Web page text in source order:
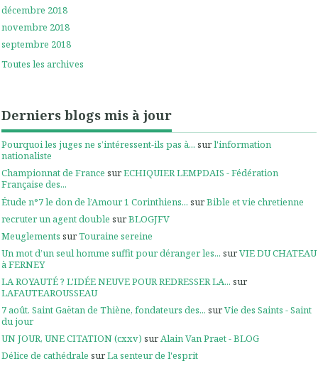
décembre 2018
novembre 2018
septembre 2018
Toutes les archives
Derniers blogs mis à jour
Pourquoi les juges ne s’intéressent-ils pas à... surl'information
nationaliste
Championnat de France surECHIQUIER LEMPDAIS - Fédération
Française des...
Étude n°7 le don de l’Amour 1 Corinthiens... surBible et vie chretienne
recruter un agent double surBLOGJFV
Meuglements surTouraine sereine
Un mot d’un seul homme suffit pour déranger les... surVIE DU CHATEAU
à FERNEY
LA ROYAUTÉ ? L'IDÉE NEUVE POUR REDRESSER LA... sur
LAFAUTEAROUSSEAU
7 août. Saint Gaëtan de Thiène, fondateurs des... surVie des Saints - Saint
du jour
UN JOUR, UNE CITATION (cxxv) surAlain Van Praet - BLOG
Délice de cathédrale surLa senteur de l'esprit